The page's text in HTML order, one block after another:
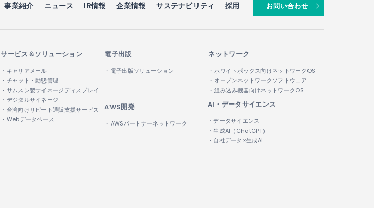
事業紹介 ニュース IR情報 企業情報 サステナビリティ 採用 お問い合わせ
サービス＆ソリューション
・キャリアメール
・チャット・動態管理
・サムスン製サイネージディスプレイ
・デジタルサイネージ
・台湾向けリピート通販支援サービス
・Webデータベース
電子出版
・電子出版ソリューション
ネットワーク
・ホワイトボックス向けネットワークOS
・オープンネットワークソフトウェア
・組み込み機器向けネットワークOS
AWS開発
・AWSパートナーネットワーク
AI・データサイエンス
・データサイエンス
・生成AI（ChatGPT）
・自社データ×生成AI